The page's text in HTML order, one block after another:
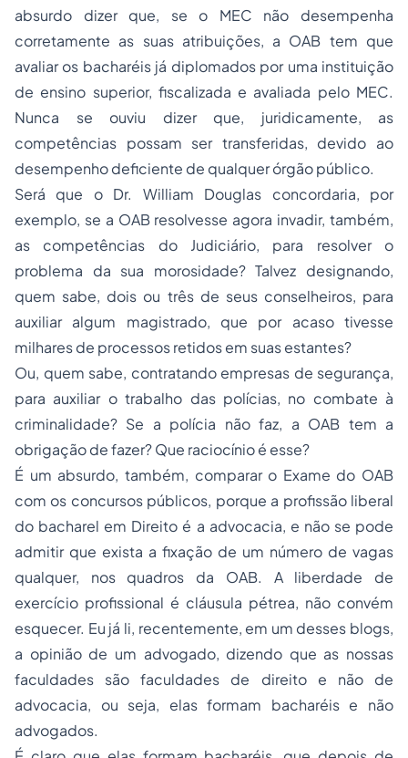
absurdo dizer que, se o MEC não desempenha
corretamente as suas atribuições, a OAB tem que
avaliar os bacharéis já diplomados por uma instituição
de ensino superior, fiscalizada e avaliada pelo MEC.
Nunca se ouviu dizer que, juridicamente, as
competências possam ser transferidas, devido ao
desempenho deficiente de qualquer órgão público.
Será que o Dr. William Douglas concordaria, por
exemplo, se a OAB resolvesse agora invadir, também,
as competências do Judiciário, para resolver o
problema da sua morosidade? Talvez designando,
quem sabe, dois ou três de seus conselheiros, para
auxiliar algum magistrado, que por acaso tivesse
milhares de processos retidos em suas estantes?
Ou, quem sabe, contratando empresas de segurança,
para auxiliar o trabalho das polícias, no combate à
criminalidade? Se a polícia não faz, a OAB tem a
obrigação de fazer? Que raciocínio é esse?
É um absurdo, também, comparar o Exame do OAB
com os concursos públicos, porque a profissão liberal
do bacharel em Direito é a advocacia, e não se pode
admitir que exista a fixação de um número de vagas
qualquer, nos quadros da OAB. A liberdade de
exercício profissional é cláusula pétrea, não convém
esquecer. Eu já li, recentemente, em um desses blogs,
a opinião de um advogado, dizendo que as nossas
faculdades são faculdades de direito e não de
advocacia, ou seja, elas formam bacharéis e não
advogados.